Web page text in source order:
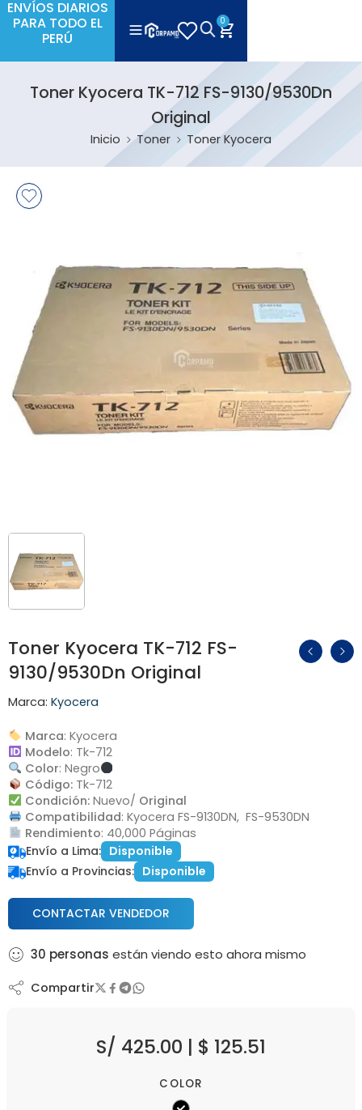
ENVÍOS DIARIOS
PARA TODO EL
PERÚ
0
Toner Kyocera TK-712 FS-9130/9530Dn
Original
Inicio Toner Toner Kyocera
Toner Kyocera TK-712 FS-
9130/9530Dn Original
Marca: Kyocera
Marca: Kyocera
Modelo: Tk-712
Color: Negro
Código:Tk-712
Condición: Nuevo/ Original
Compatibilidad: Kyocera FS-9130DN, FS-9530DN
Rendimiento: 40,000 Páginas
Envío a Lima: Disponible
Envío a Provincias: Disponible
CONTACTAR VENDEDOR
30 personas están viendo esto ahora mismo
Compartir
S/ 425.00 | $ 125.51
COLOR